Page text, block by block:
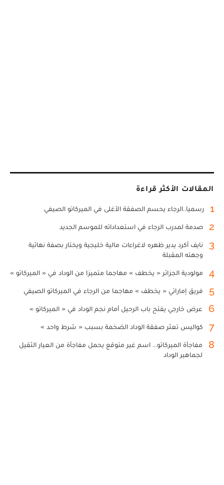
المقالات الأكثر قراءة
1 رسميا..الرجاء يحسم الصفقة الأغلى في الميركاتو الصيفي
2 صدمة لمدرب الرجاء في استعداداته للموسم الجديد
3
نايف أكرد يدير ظهره لاغراءات مالية خليجية ويختار بصفة نهائية
وجهته المقبلة
4 مولودية الجزائر « يخطف » مهاجما متميزا من الوداد في « الميركاتو »
5 فريق إماراتي « يخطف » مهاجما من الرجاء في الميركاتو الصيفي
6 عرض خارجي يفتح باب الرحيل أمام نجم الوداد في « الميركاتو »
7 كواليس تعثر صفقة الوداد الضخمة بسبب « شرط واحد »
8
مفاجأة الميركاتو... اسم غير متوقع يحمل مفاجأة من العيار الثقيل
لجماهير الوداد